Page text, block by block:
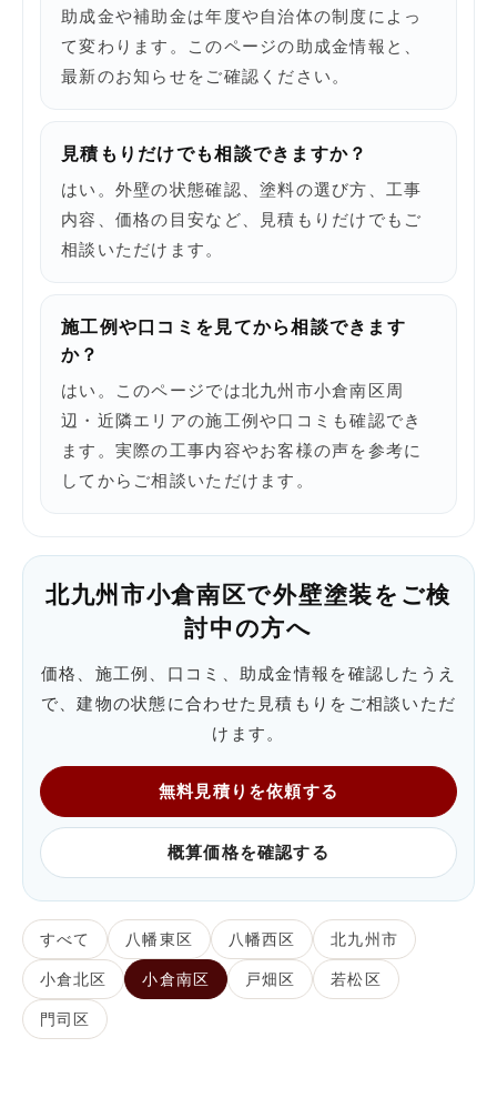
助成金や補助金は年度や自治体の制度によっ
て変わります。このページの助成金情報と、
最新のお知らせをご確認ください。
見積もりだけでも相談できますか？
はい。外壁の状態確認、塗料の選び方、工事
内容、価格の目安など、見積もりだけでもご
相談いただけます。
施工例や口コミを見てから相談できます
か？
はい。このページでは北九州市小倉南区周
辺・近隣エリアの施工例や口コミも確認でき
ます。実際の工事内容やお客様の声を参考に
してからご相談いただけます。
北九州市小倉南区で外壁塗装をご検
討中の方へ
価格、施工例、口コミ、助成金情報を確認したうえ
で、建物の状態に合わせた見積もりをご相談いただ
けます。
無料見積りを依頼する
概算価格を確認する
すべて 八幡東区 八幡西区 北九州市
小倉北区 小倉南区 戸畑区 若松区
門司区